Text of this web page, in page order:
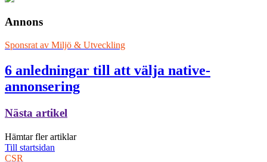
Annons
Sponsrat av Miljö & Utveckling
6 anledningar till att välja native-
annonsering
Nästa artikel
Hämtar fler artiklar
Till startsidan
CSR